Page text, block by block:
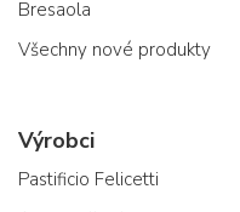
Bresaola
Všechny nové produkty
Výrobci
Pastificio Felicetti